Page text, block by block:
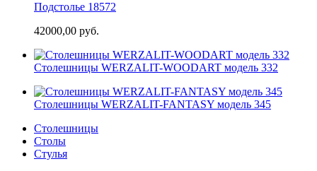
Подстолье 18572
42000,00 руб.
Cтолешницы WERZALIT-WOODART модель 332
Cтолешницы WERZALIT-FANTASY модель 345
Столешницы
Столы
Стулья